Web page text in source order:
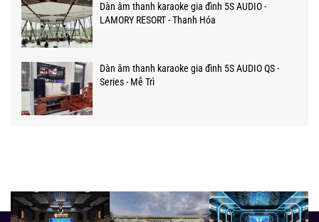
Dàn âm thanh karaoke gia đình 5S AUDIO -
LAMORY RESORT - Thanh Hóa
Dàn âm thanh karaoke gia đình 5S AUDIO QS -
Series - Mễ Trì